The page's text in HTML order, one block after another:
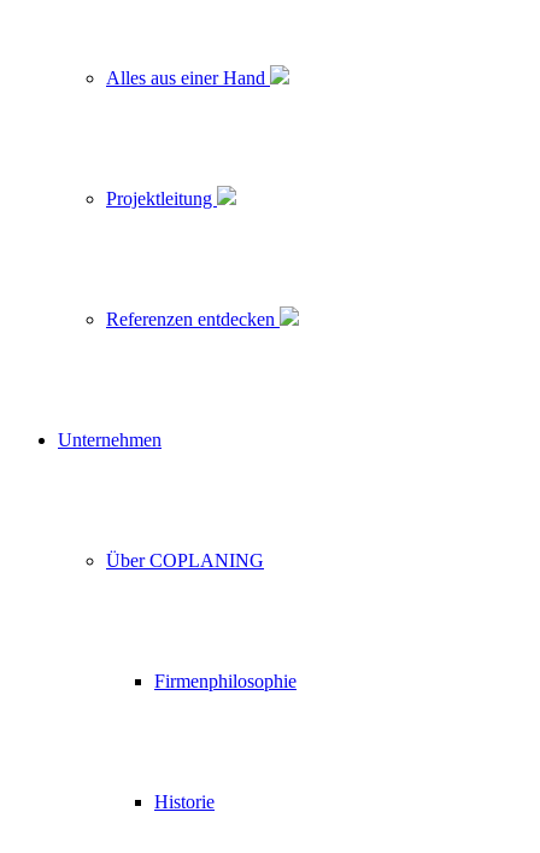
Alles aus einer Hand
Projektleitung
Referenzen entdecken
Unternehmen
Über COPLANING
Firmenphilosophie
Historie